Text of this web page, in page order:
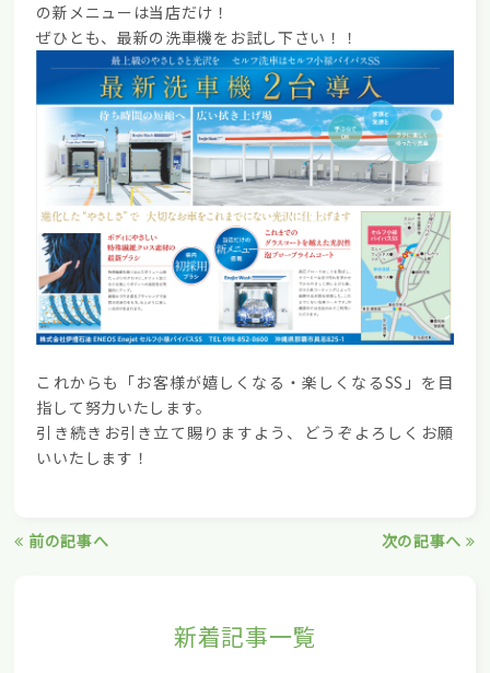
の新メニューは当店だけ！
ぜひとも、最新の洗車機をお試し下さい！！
これからも「お客様が嬉しくなる・楽しくなるSS」を目
指して努力いたします。
引き続きお引き立て賜りますよう、どうぞよろしくお願
いいたします！
前の記事へ 次の記事へ
新着記事一覧